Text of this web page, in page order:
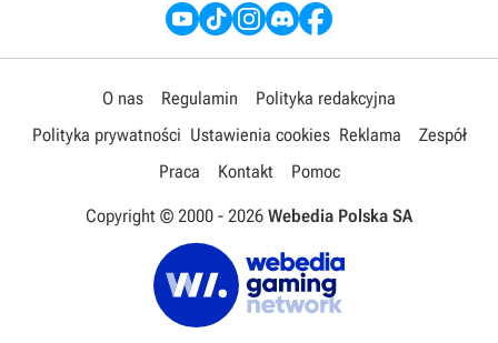
O nas Regulamin
Polityka redakcyjna
Polityka prywatności Ustawienia cookies Reklama
Zespół
Praca
Kontakt Pomoc
Copyright © 2000 - 2026 Webedia Polska SA